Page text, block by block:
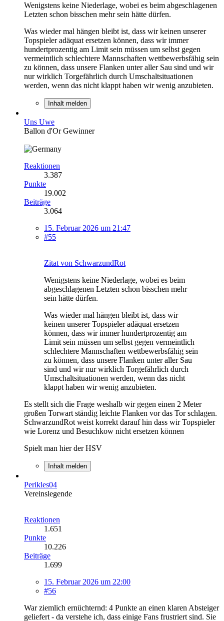
Wenigstens keine Niederlage, wobei es beim abgeschlagenen
Letzten schon bisschen mehr sein hätte dürfen.
Was wieder mal hängen bleibt ist, dass wir keinen unserer
Topspieler adäquat ersetzen können, dass wir immer
hundertprozentig am Limit sein müssen um selbst gegen
vermeintlich schlechtere Mannschaften wettbewerbsfähig sein
zu können, dass unsere Flanken unter aller Sau sind und wir
nur wirklich Torgefährlich durch Umschaltsituationen
werden, wenn das nicht klappt haben wir wenig anzubieten.
Inhalt melden
Uns Uwe
Ballon d'Or Gewinner
Reaktionen
3.387
Punkte
19.002
Beiträge
3.064
15. Februar 2026 um 21:47
#55
Zitat von SchwarzundRot
Wenigstens keine Niederlage, wobei es beim
abgeschlagenen Letzten schon bisschen mehr
sein hätte dürfen.
Was wieder mal hängen bleibt ist, dass wir
keinen unserer Topspieler adäquat ersetzen
können, dass wir immer hundertprozentig am
Limit sein müssen um selbst gegen vermeintlich
schlechtere Mannschaften wettbewerbsfähig sein
zu können, dass unsere Flanken unter aller Sau
sind und wir nur wirklich Torgefährlich durch
Umschaltsituationen werden, wenn das nicht
klappt haben wir wenig anzubieten.
Es stellt sich die Frage weshalb wir gegen einen 2 Meter
großen Torwart ständig leichte Flanken vor das Tor schlagen.
SchwarzundRot weist korrekt darauf hin dass wir Topspieler
wie Lorenz und Besuchkow nicht ersetzen können
Spielt man hier der HSV
Inhalt melden
Perikles04
Vereinslegende
Reaktionen
1.651
Punkte
10.226
Beiträge
1.699
15. Februar 2026 um 22:00
#56
War ziemlich ernüchternd: 4 Punkte an einen klaren Absteiger
geliefert - da verstehe ich, dass einige Fans frustriert sind. Sie